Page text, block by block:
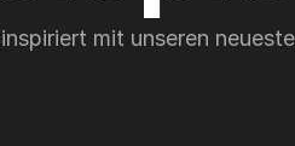
mit unseren